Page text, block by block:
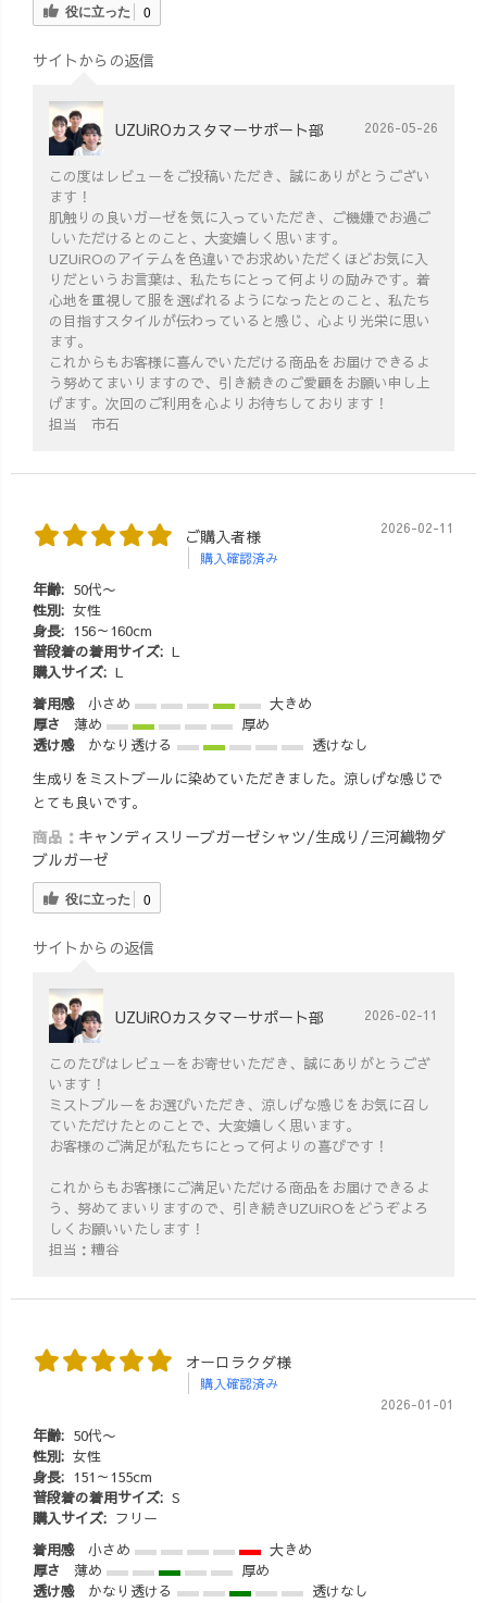
マ #柿渋 #草木
染め
役に立った 0
サイトからの返信
UZUiROカスタマーサポート部 2026-05-26
この度はレビューをご投稿いただき、誠にありがとうござい
ます！
肌触りの良いガーゼを気に入っていただき、ご機嫌でお過ご
しいただけるとのこと、大変嬉しく思います。
UZUiROのアイテムを色違いでお求めいただくほどお気に入
りだというお言葉は、私たちにとって何よりの励みです。着
心地を重視して服を選ばれるようになったとのこと、私たち
の目指すスタイルが伝わっていると感じ、心より光栄に思い
ます。
これからもお客様に喜んでいただける商品をお届けできるよ
う努めてまいりますので、引き続きのご愛顧をお願い申し上
げます。次回のご利用を心よりお待ちしております！
担当 市石
ご購入者様
購入確認済み
2026-02-11
年齢: 50代〜
性別: 女性
身長: 156～160cm
普段着の着用サイズ: L
購入サイズ: L
着用感
小さめ
大きめ
厚さ
薄め
厚め
透け感
かなり透ける
透けなし
生成りをミストブールに染めていただきました。涼しげな感じで
とても良いです。
商品： キャンディスリーブガーゼシャツ/生成り/三河織物ダ
ブルガーゼ
役に立った 0
サイトからの返信
UZUiROカスタマーサポート部 2026-02-11
このたびはレビューをお寄せいただき、誠にありがとうござ
います！
ミストブルーをお選びいただき、涼しげな感じをお気に召し
ていただけたとのことで、大変嬉しく思います。
お客様のご満足が私たちにとって何よりの喜びです！
これからもお客様にご満足いただける商品をお届けできるよ
う、努めてまいりますので、引き続きUZUiROをどうぞよろ
しくお願いいたします！
担当：糟谷
オーロラクダ様
購入確認済み
2026-01-01
年齢: 50代〜
性別: 女性
身長: 151～155cm
普段着の着用サイズ: S
購入サイズ: フリー
着用感
小さめ
大きめ
厚さ
薄め
厚め
透け感
かなり透ける 透けなし